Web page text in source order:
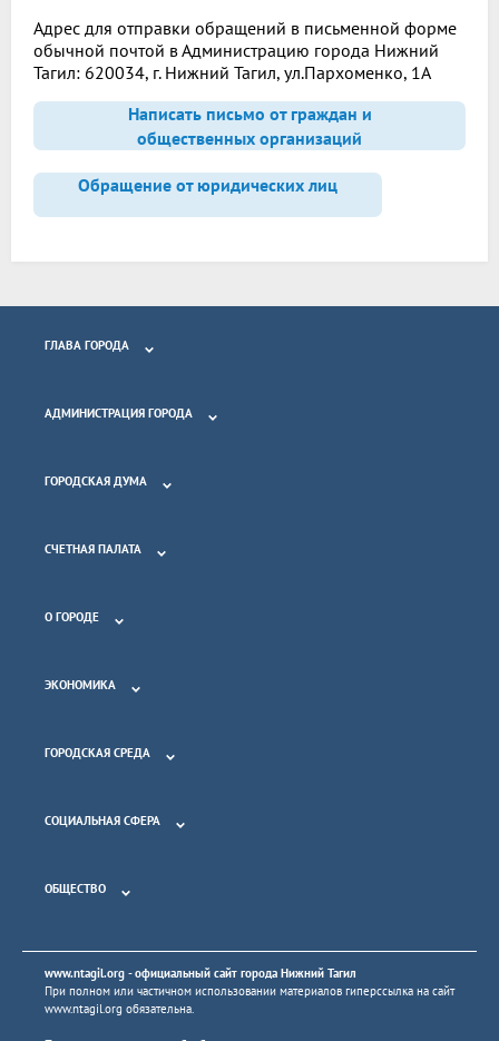
Адрес для отправки обращений в письменной форме
обычной почтой в Администрацию города Нижний
Тагил: 620034, г. Нижний Тагил, ул.Пархоменко, 1А
Написать письмо от граждан и
общественных организаций
Обращение от юридических лиц
ГЛАВА ГОРОДА
АДМИНИСТРАЦИЯ ГОРОДА
ГОРОДСКАЯ ДУМА
СЧЕТНАЯ ПАЛАТА
О ГОРОДЕ
ЭКОНОМИКА
ГОРОДСКАЯ СРЕДА
СОЦИАЛЬНАЯ СФЕРА
ОБЩЕСТВО
www.ntagil.org - официальный сайт города Нижний Тагил
При полном или частичном использовании материалов гиперссылка на сайт
www.ntagil.org обязательна.